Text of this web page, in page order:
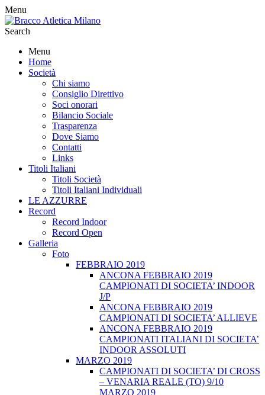
Menu
Search
Menu
Home
Società
Chi siamo
Consiglio Direttivo
Soci onorari
Bilancio Sociale
Trasparenza
Dove Siamo
Contatti
Links
Titoli Italiani
Titoli Società
Titoli Italiani Individuali
LE AZZURRE
Record
Record Indoor
Record Open
Galleria
Foto
FEBBRAIO 2019
ANCONA FEBBRAIO 2019
CAMPIONATI DI SOCIETA’ INDOOR
J/P
ANCONA FEBBRAIO 2019
CAMPIONATI DI SOCIETA’ ALLIEVE
ANCONA FEBBRAIO 2019
CAMPIONATI ITALIANI DI SOCIETA’
INDOOR ASSOLUTI
MARZO 2019
CAMPIONATI DI SOCIETA’ DI CROSS
– VENARIA REALE (TO) 9/10
MARZO 2019